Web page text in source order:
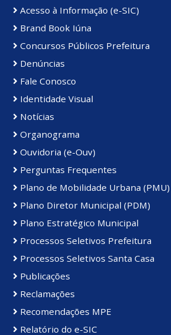
Acesso à Informação (e-SIC)
Brand Book Iúna
Concursos Públicos Prefeitura
Denúncias
Fale Conosco
Identidade Visual
Notícias
Organograma
Ouvidoria (e-Ouv)
Perguntas Frequentes
Plano de Mobilidade Urbana (PMU)
Plano Diretor Municipal (PDM)
Plano Estratégico Municipal
Processos Seletivos Prefeitura
Processos Seletivos Santa Casa
Publicações
Reclamações
Recomendações MPE
Relatório do e-SIC